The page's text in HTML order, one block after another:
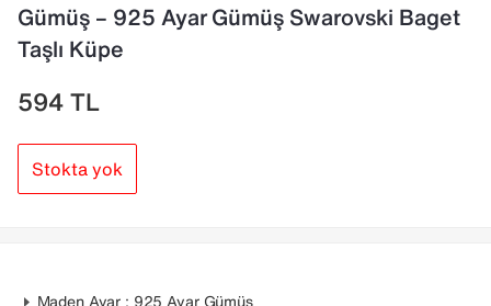
Gümüş – 925 Ayar Gümüş Swarovski Baget
Taşlı Küpe
594TL
Stokta yok
Maden Ayar : 925 Ayar Gümüş